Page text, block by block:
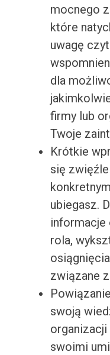
mocnego
które
uwagę
dla
firmy lub
Twoje
Krótkie
się
ubiegasz.
informacje
rola,
związane
swoją
swoimi